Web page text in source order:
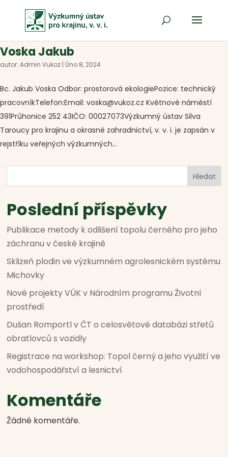
Voska Jakub
autor: Admin Vukoz | Úno 8, 2024
Bc. Jakub Voska Odbor: prostorová ekologiePozice: technický
pracovníkTelefon:Email: voska@vukoz.cz Květnové náměstí
391Průhonice 252 43IČO: 00027073Výzkumný ústav Silva
Taroucy pro krajinu a okrasné zahradnictví, v. v. i. je zapsán v
rejstříku veřejných výzkumných...
Hledat
Poslední příspěvky
Publikace metody k odlišení topolu černého pro jeho
záchranu v české krajině
Sklizeň plodin ve výzkumném agrolesnickém systému
Michovky
Nové projekty VÚK v Národním programu Životní
prostředí
Dušan Romportl v ČT o celosvětové databázi střetů
obratlovců s vozidly
Registrace na workshop: Topol černý a jeho využití ve
vodohospodářství a lesnictví
Komentáře
Žádné komentáře.